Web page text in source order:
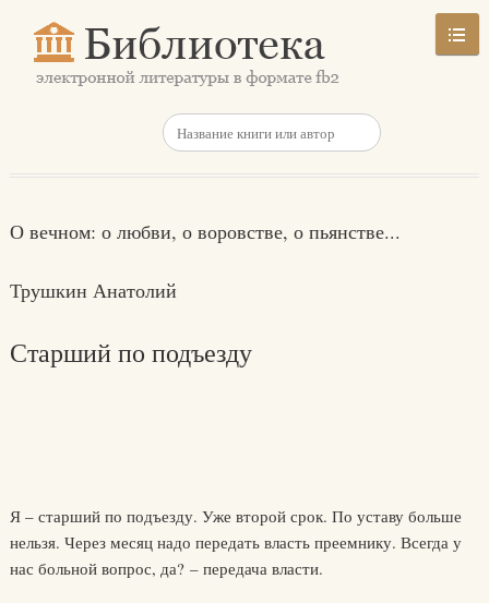
О вечном: о любви, о воровстве, о пьянстве...
Трушкин Анатолий
Старший по подъезду
Я – старший по подъезду. Уже второй срок. По уставу больше
нельзя. Через месяц надо передать власть преемнику. Всегда у
нас больной вопрос, да? – передача власти.